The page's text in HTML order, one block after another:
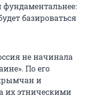
фундаментальнее:
базироваться
не начинала
По его
и
их этническими